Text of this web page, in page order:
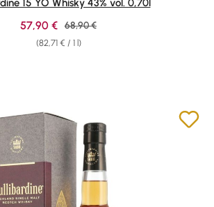
(82,71 € / 1 l)
Sale price:
57,90 € Regular price:
68,90 €